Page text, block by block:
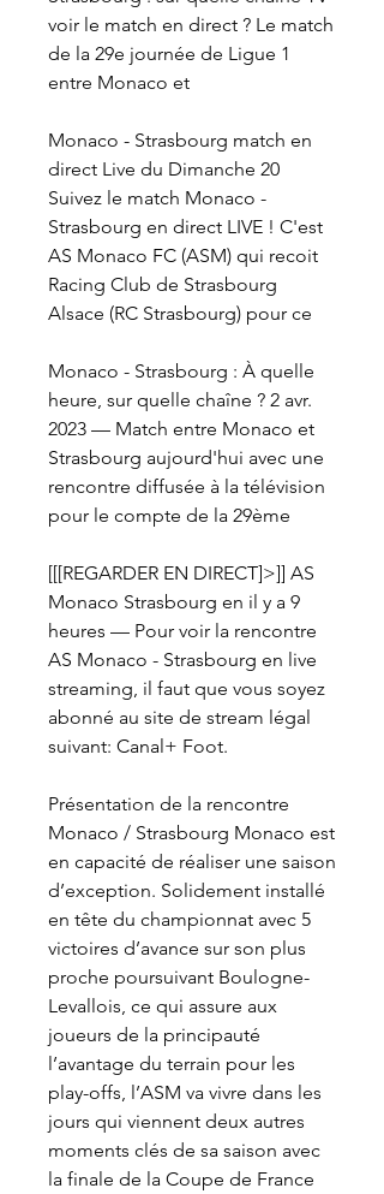
voir le match en direct ? Le match
de la 29e journée de Ligue 1
entre Monaco et
Monaco - Strasbourg match en
direct Live du Dimanche 20
Suivez le match Monaco -
Strasbourg en direct LIVE ! C'est
AS Monaco FC (ASM) qui recoit
Racing Club de Strasbourg
Alsace (RC Strasbourg) pour ce
Monaco - Strasbourg : À quelle
heure, sur quelle chaîne ? 2 avr.
2023 — Match entre Monaco et
Strasbourg aujourd'hui avec une
rencontre diffusée à la télévision
pour le compte de la 29ème
[[[REGARDER EN DIRECT]>]] AS
Monaco Strasbourg en il y a 9
heures — Pour voir la rencontre
AS Monaco - Strasbourg en live
streaming, il faut que vous soyez
abonné au site de stream légal
suivant: Canal+ Foot.
Présentation de la rencontre
Monaco / Strasbourg Monaco est
en capacité de réaliser une saison
d’exception. Solidement installé
en tête du championnat avec 5
victoires d’avance sur son plus
proche poursuivant Boulogne-
Levallois, ce qui assure aux
joueurs de la principauté
l’avantage du terrain pour les
play-offs, l’ASM va vivre dans les
jours qui viennent deux autres
moments clés de sa saison avec
la finale de la Coupe de France